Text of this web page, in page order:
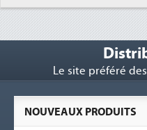
Le site préféré
NOUVEAUX PRODUITS